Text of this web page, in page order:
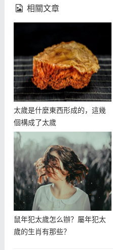
相關文章
太歲是什麼東西形成的，這幾
個構成了太歲
鼠年犯太歲怎么辦？屬年犯太
歲的生肖有那些？